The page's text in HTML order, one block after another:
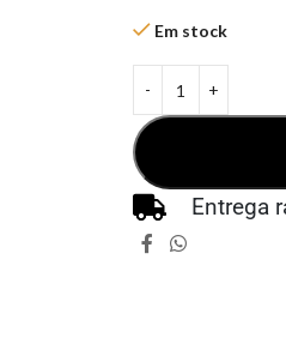
Em stock
Entrega